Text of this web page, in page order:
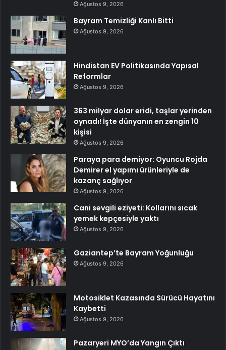
Ağustos 9, 2026
Bayram Temizliği Kanlı Bitti
Ağustos 9, 2026
Hindistan EV Politikasında Yapısal
Reformlar
Ağustos 9, 2026
363 milyar dolar eridi, taşlar yerinden
oynadı! İşte dünyanın en zengin 10
kişisi
Ağustos 9, 2026
Paraya para demiyor: Oyuncu Rojda
Demirer el yapımı ürünleriyle de
kazanç sağlıyor
Ağustos 9, 2026
Cani sevgili eziyeti: Kollarını sıcak
yemek kepçesiyle yaktı
Ağustos 9, 2026
Gaziantep’te Bayram Yoğunluğu
Ağustos 9, 2026
Motosiklet Kazasında Sürücü Hayatını
Kaybetti
Ağustos 9, 2026
Pazaryeri MYO’da Yangın Çıktı